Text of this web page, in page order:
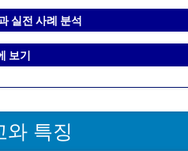
실전 사례 분석
보기
와 특징